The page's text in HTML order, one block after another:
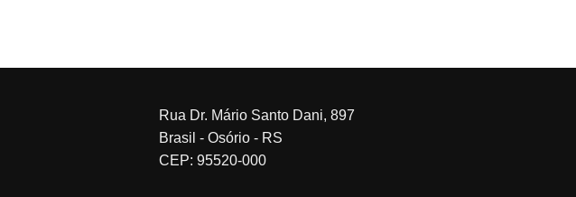
Rua Dr. Mário Santo Dani, 897
Brasil - Osório - RS
CEP: 95520-000